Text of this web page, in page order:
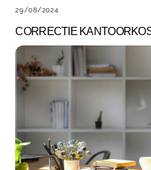
29/08/2024
CORRECTIE